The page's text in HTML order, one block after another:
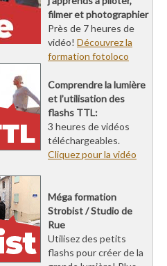
filmer et photographier
Près de 7 heures de
vidéo! Découvrez la
formation fotoloco
Comprendre la lumière
et l’utilisation des
flashs TTL:
3 heures de vidéos
téléchargeables.
Cliquez pour la vidéo
Méga formation
Strobist / Studio de
Rue
Utilisez des petits
flashs pour créer de la